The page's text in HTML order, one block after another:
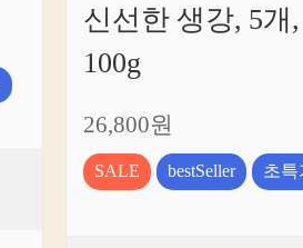
신선한 생강, 5개,
100g
26,800원
SALE bestSeller 초특